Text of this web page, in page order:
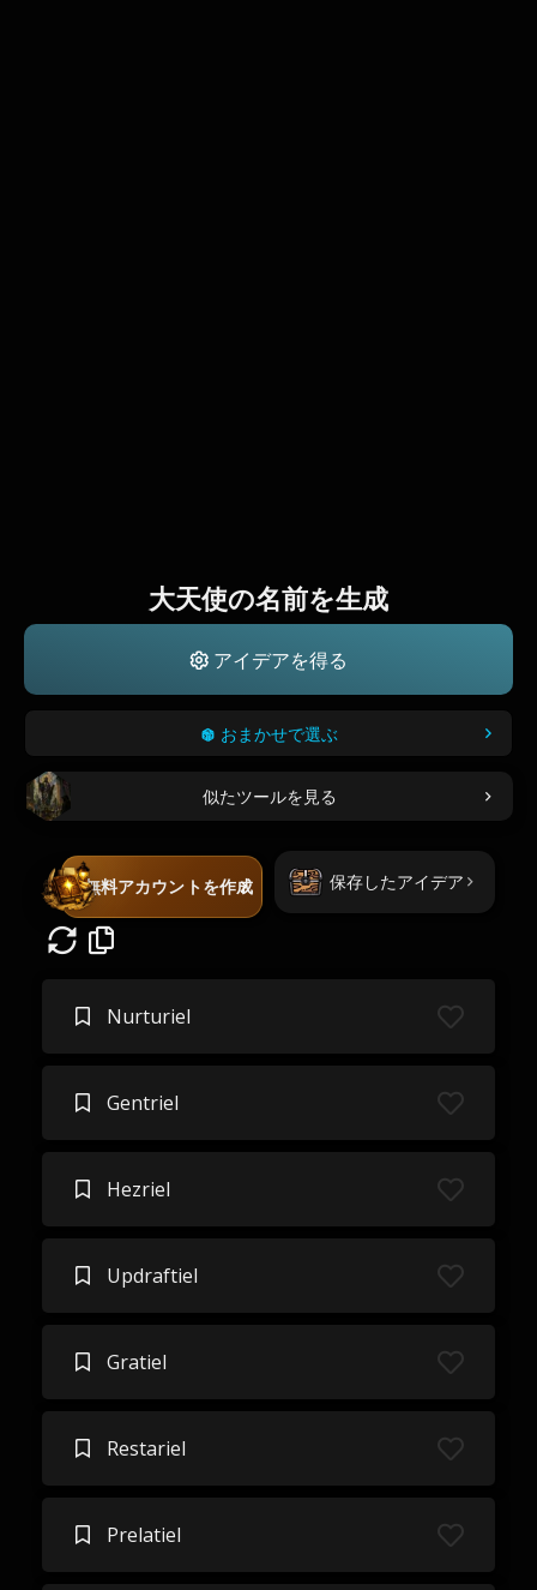
大天使の名前を生成
アイデアを得る
おまかせで選ぶ
似たツールを見る
無料アカウントを作成 保存したアイデア
Nurturiel
Gentriel
Hezriel
Updraftiel
Gratiel
Restariel
Prelatiel